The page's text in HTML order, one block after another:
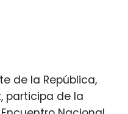
de la República,
participa de la